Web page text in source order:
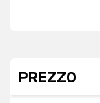
PREZZO